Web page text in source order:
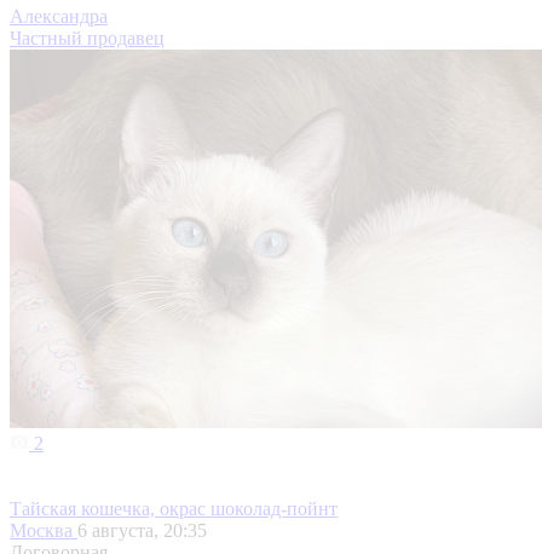
Александра
Частный продавец
2
Тайская кошечка, окрас шоколад-пойнт
Москва 6 августа, 20:35